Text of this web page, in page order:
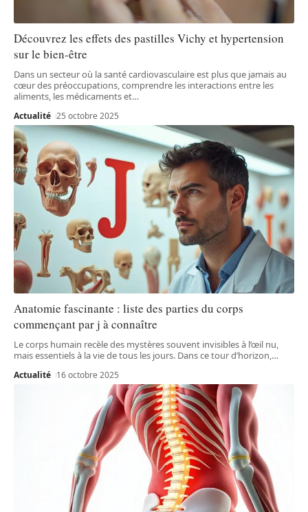
Découvrez les effets des pastilles Vichy et hypertension
sur le bien-être
Dans un secteur où la santé cardiovasculaire est plus que jamais au
cœur des préoccupations, comprendre les interactions entre les
aliments, les médicaments et…
Actualité 25 octobre 2025
Anatomie fascinante : liste des parties du corps
commençant par j à connaître
Le corps humain recèle des mystères souvent invisibles à l’œil nu,
mais essentiels à la vie de tous les jours. Dans ce tour d’horizon,…
Actualité 16 octobre 2025